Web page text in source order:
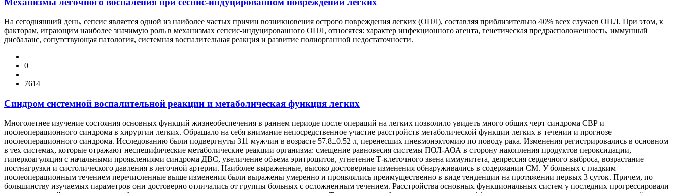
На сегодняшний день, сепсис является одной из наиболее частых причин возникновения острого повреждения легких (ОПЛ), составляя приблизительно 40% всех случаев ОПЛ. При этом, к
факторам, играющим наиболее значимую роль в механизмах сепсис-индуцированного ОПЛ, относятся: характер инфекционного агента, генетическая предрасположенность, иммунный
дисбаланс, сопутствующая патология, системная воспалительная реакция и развитие полиорганной недостаточности.
0
7614
Синдром системной воспалительной реакции и метаболическая функция легких
Многолетнее изучение состояния основных функций жизнеобеспечения в раннем периоде после операций на легких позволило увидеть много общих черт синдрома СВР и
послеоперационного синдрома в хирургии легких. Обращало на себя внимание непосредственное участие расстройств метаболической функции легких в течении и прогнозе
послеоперационного синдрома. Исследованию были подвергнуты 311 мужчин в возрасте 57.8±0.52 л, перенесших пневмонэктомию по поводу рака. Изменения регистрировались в основном
в тех системах, которые отражают неспецифические метаболические реакции организма: смещение равновесия системы ПОЛ-АОА в сторону накопления продуктов пероксидации,
гиперкоагуляция с начальными проявлениями синдрома ДВС, увеличение объема эритроцитов, угнетение Т-клеточного звена иммунитета, депрессия сердечного выброса, возрастание
постнагрузки и систолического давления в легочной артерии. Наиболее выраженные, высоко достоверные изменения обнаруживались в содержании СМ. У больных с гладким
послеоперационным течением перечисленные выше изменения были выражены умеренно и проявлялись преимущественно в виде тенденции на протяжении первых 3 суток. Причем, по
большинству изучаемых параметров они достоверно отличались от группы больных с осложненным течением. Расстройства основных функциональных систем у последних прогрессировали